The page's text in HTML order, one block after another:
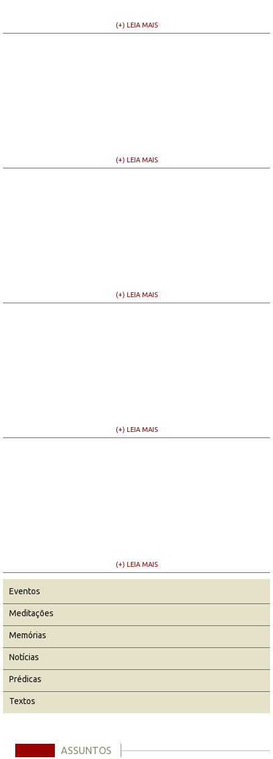
(+) LEIA MAIS
(+) LEIA MAIS
(+) LEIA MAIS
(+) LEIA MAIS
(+) LEIA MAIS
Eventos
Meditações
Memórias
Notícias
Prédicas
Textos
ASSUNTOS